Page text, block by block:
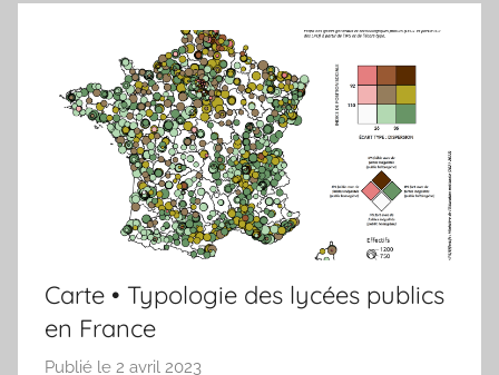
Carte • Typologie des lycées publics
en France
Publié le 2 avril 2023